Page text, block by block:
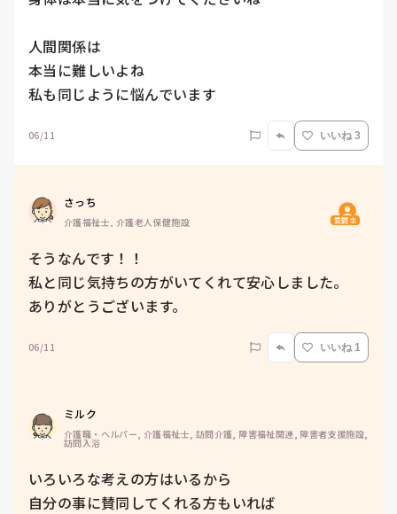
人間関係は
本当に難しいよね
私も同じように悩んでいます
06/11 いいね 3
さっち
介護福祉士, 介護老人保健施設 質問主
そうなんです！！
私と同じ気持ちの方がいてくれて安心しました。
06/11 いいね 1
ミルク
介護職・ヘルパー, 介護福祉士, 訪問介護, 障害福祉関連, 障害者支援施設,
訪問入浴
いろいろな考えの方はいるから
自分の事に賛同してくれる方もいれば